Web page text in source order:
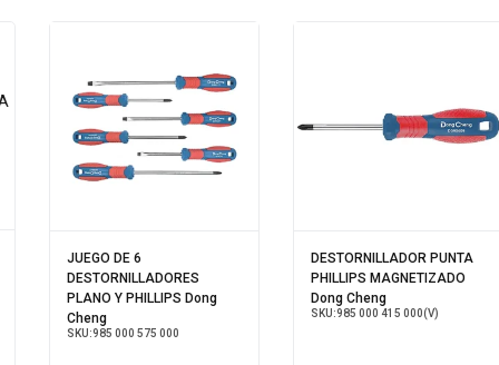
Dong
DESTORNILLADOR PUNTA
PHILLIPS MAGNETIZADO
Dong Cheng
985 000 415 000(V)
JUEGO DE
SKU: